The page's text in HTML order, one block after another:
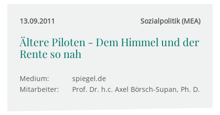
13.09.2011 Sozialpolitik (MEA)
Ältere Piloten - Dem Himmel und der
Rente so nah
Medium:
spiegel.de
Mitarbeiter:
Prof. Dr. h.c. Axel Börsch-Supan, Ph. D.